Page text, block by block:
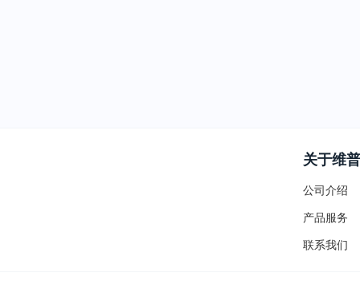
关于维普
公司介绍
产品服务
联系我们